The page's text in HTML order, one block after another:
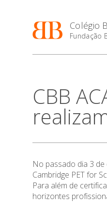
Colégio
Fundação
CBB
No passado dia 3
Cambridge PET for
Para além de
horizontes